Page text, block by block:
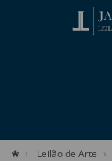
Leilão de Arte